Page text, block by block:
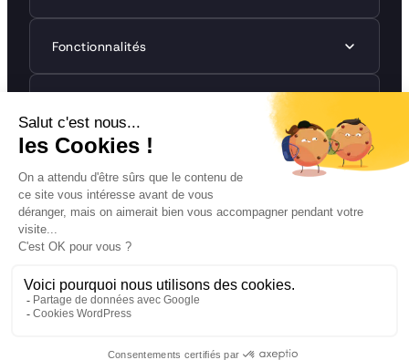
Fonctionnalités
Ressources
Entreprise
©2026 Naaia. All rights reserved.
Website made byDalt